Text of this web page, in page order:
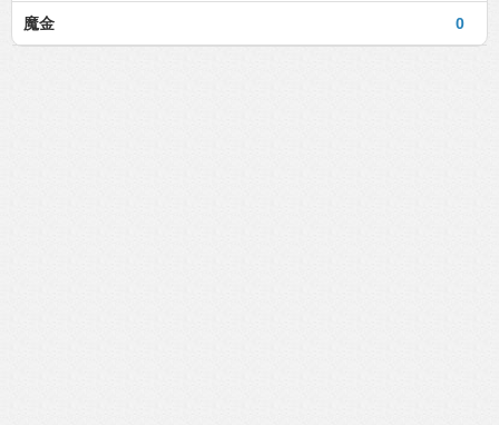
0
魔金